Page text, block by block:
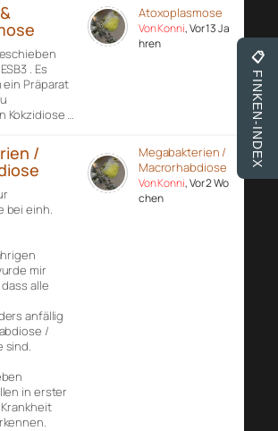
. Es
Präparat
Kokzidiose …
Atoxoplasmose
Von Konni, Vor 13 Ja
hren
/
bei einh.
mir
alle
anfällig
/
sind.
in erster
Megabakterien /
Macrorhabdiose
Von Konni, Vor 2 Wo
chen
📋
FINKEN-INDEX